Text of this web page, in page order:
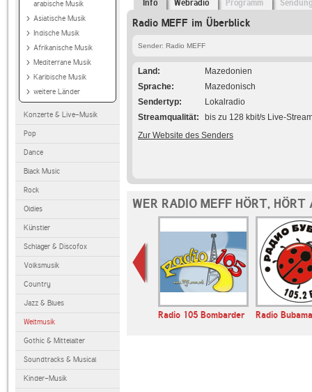
arabische Musik
Asiatische Musik
Indische Musik
Afrikanische Musik
Mediterrane Musik
Karibische Musik
weitere Länder
Konzerte & Live-Musik
Pop
Dance
Black Music
Rock
Oldies
Künstler
Schlager & Discofox
Volksmusik
Country
Jazz & Blues
Weltmusik
Gothic & Mittelalter
Soundtracks & Musical
Kinder-Musik
Info Webradio Programm
Radio MEFF im Überblick
Sender: Radio MEFF
Land
Mazedonien
Sprache
Mazedonisch
Sendertyp
Lokalradio
Streamqualität
bis zu 128 kbit/s Live-
Zur Website des Senders
WER RADIO MEFF HÖRT, HÖRT
Radio 105 Bombarder Radio